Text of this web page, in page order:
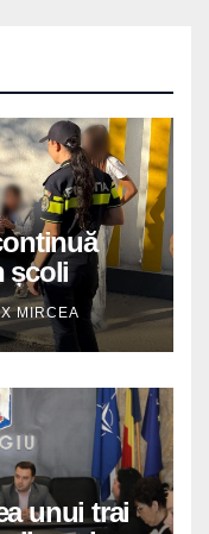
școli
MIRCEA
unui trai